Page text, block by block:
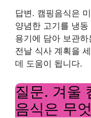
답변. 캠핑음식은
양념한 고기를 냉
용기에 담아 보관
전날 식사 계획을
데 도움이 됩니다.
질문. 겨울
음식은 무